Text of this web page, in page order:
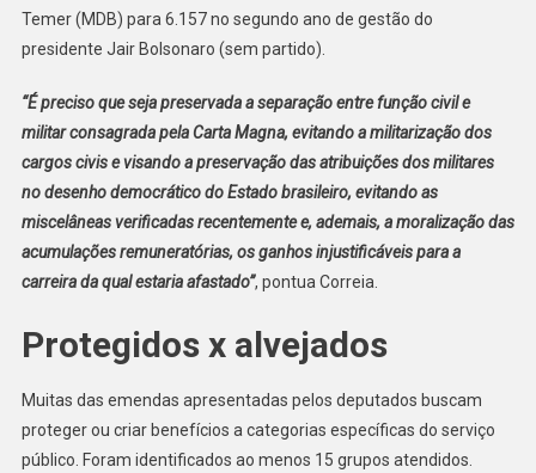
Temer (MDB) para 6.157 no segundo ano de gestão do
presidente Jair Bolsonaro (sem partido).
“É preciso que seja preservada a separação entre função civil e
militar consagrada pela Carta Magna, evitando a militarização dos
cargos civis e visando a preservação das atribuições dos militares
no desenho democrático do Estado brasileiro, evitando as
miscelâneas verificadas recentemente e, ademais, a moralização das
acumulações remuneratórias, os ganhos injustificáveis para a
carreira da qual estaria afastado”, pontua Correia.
Protegidos x alvejados
Muitas das emendas apresentadas pelos deputados buscam
proteger ou criar benefícios a categorias específicas do serviço
público. Foram identificados ao menos 15 grupos atendidos.